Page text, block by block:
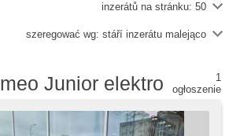
inzerátů na stránku: 50
szeregować wg: stáří inzerátu malejąco
Junior elektro
1
ogłoszenie